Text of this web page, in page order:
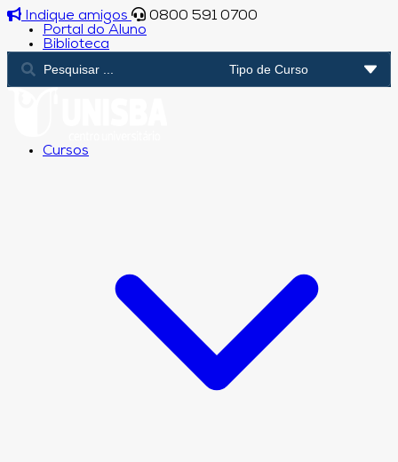
Indique amigos
0800 591 0700
Portal do Aluno
Biblioteca
Cursos